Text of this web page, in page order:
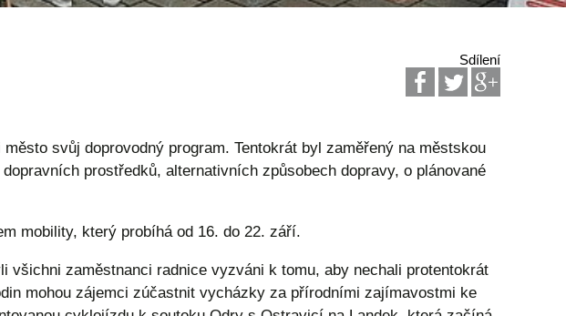
Sdílení
svůj doprovodný program. Tentokrát byl zaměřený na městskou
prostředků, alternativních způsobech dopravy, o plánované
mobility, který probíhá od 16. do 22. září.
všichni zaměstnanci radnice vyzváni k tomu, aby nechali protentokrát
mohou zájemci zúčastnit vycházky za přírodními zajímavostmi ke